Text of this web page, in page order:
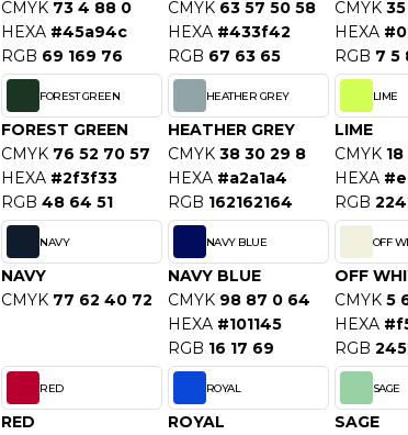
S
SANS ETIQUETTE
CMYK 73 4 88 0
HEXA #45a94c
RGB 69 169 76
CMYK 63 57 50 58
HEXA #433f42
RGB 67 63 65
CMYK
HEXA
RGB 7 5
FOREST GREEN
FOREST GREEN
CMYK 76 52 70 57
HEXA #2f3f33
RGB 48 64 51
HEATHER GREY
HEATHER GREY
CMYK 38 30 29 8
HEXA #a2a1a4
RGB 162162164
LIME
LIME
CMYK
HEXA
RGB
NAVY
NAVY
CMYK 77 62 40 72
NAVY BLUE
NAVY BLUE
CMYK 98 87 0 64
HEXA #101145
RGB 16 17 69
OFF
OFF
CMYK 5
HEXA
RGB
RED
RED
ROYAL
ROYAL
SAGE
SAGE